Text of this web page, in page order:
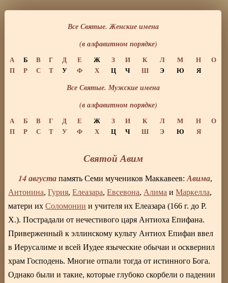
Все Святые. Женские имена
(в алфавитном порядке)
А Б В Г Д Е Ж З И К Л М Н
О
П
Р С Т У Ф Х Ц Ч Ш Э Ю Я
Все Святые. Мужские имена
(в алфавитном порядке)
А Б В Г Д Е Ж З И К Л М Н
О
П
Р С Т У Ф Х Ц Ч Ш Э Ю Я
Святой Авим
14 августа память Семи мучеников Маккавеев:Авима,
Антонина,Гурия,Елеазара,Евсевона, Алима иМаркелла,
матери ихСоломонии и учителя их Елеазара (166 г. до P.
X.). Пострадали от нечестивого царя Антиоха Епифана.
Приверженный к эллинскому культу Антиох Епифан ввел
в Иерусалиме и всей Иудее языческие обычаи и осквернил
храм Господень. Многие отпали тогда от истинного Бога.
Однако были и такие, которые глубоко скорбели о падении